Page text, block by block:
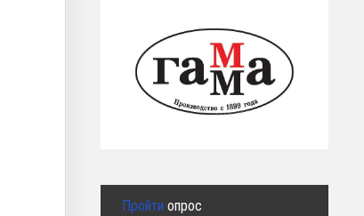
Пройти опрос